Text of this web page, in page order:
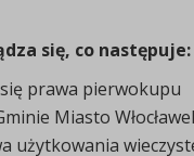
się, co następuje:
prawa pierwokupu
Miasto
użytkowania